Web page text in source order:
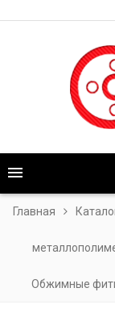
Главная
Обжимные